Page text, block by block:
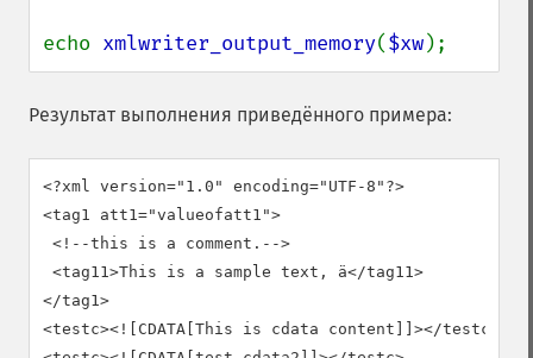
echo xmlwriter_output_memory($xw);
Результат выполнения приведённого примера:
<?xml version="1.0" encoding="UTF-8"?>
<tag1 att1="valueofatt1">
<!--this is a comment.-->
<tag11>This is a sample text, ä</tag11>
</tag1>
<testc><![CDATA[This is cdata content]]></testc>